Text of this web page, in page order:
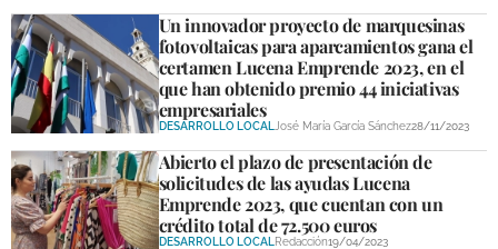
Un innovador proyecto de marquesinas
fotovoltaicas para aparcamientos gana el
certamen Lucena Emprende 2023, en el
que han obtenido premio 44 iniciativas
empresariales
DESARROLLO LOCAL José María García Sánchez28/11/2023
Abierto el plazo de presentación de
solicitudes de las ayudas Lucena
Emprende 2023, que cuentan con un
crédito total de 72.500 euros
DESARROLLO LOCAL Redacción19/04/2023